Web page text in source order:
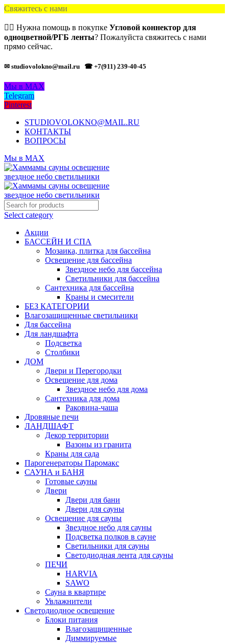
Свяжитесь с нами
🙋‍♂️ Нужна помощь в покупке Угловой коннектор для
одноцветной/РГБ ленты? Пожалуйста свяжитесь с нами
прямо сейчас.
✉ studiovolokno@mail.ru ☎ +7(911) 239-40-45
Мы в MAX
Telegram
Pinterest
STUDIOVOLOKNO@MAIL.RU
КОНТАКТЫ
ВОПРОСЫ
Мы в MAX
Select category
Акции
БАССЕЙН И СПА
Мозаика, плитка для бассейна
Освещение для бассейна
Звездное небо для бассейна
Светильники для бассейна
Сантехника для бассейна
Краны и смесители
БЕЗ КАТЕГОРИИ
Влагозащищенные светильники
Для бассейна
Для ландшафта
Подсветка
Столбики
ДОМ
Двери и Перегородки
Освещение для дома
Звездное небо для дома
Сантехника для дома
Раковина-чаша
Дровяные печи
ЛАНДШАФТ
Декор территории
Вазоны из гранита
Краны для сада
Парогенераторы Паромакс
САУНА и БАНЯ
Готовые сауны
Двери
Двери для бани
Двери для сауны
Освещение для сауны
Звездное небо для сауны
Подсветка полков в сауне
Светильники для сауны
Светодиодная лента для сауны
ПЕЧИ
HARVIA
SAWO
Сауна в квартире
Увлажнители
Светодиодное освещение
Блоки питания
Влагозащищенные
Диммируемые